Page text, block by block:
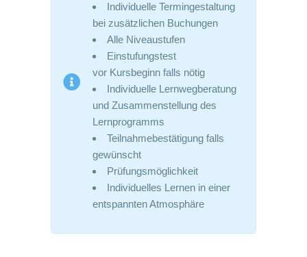
Individuelle Termingestaltung
bei zusätzlichen Buchungen
Alle Niveaustufen
Einstufungstest
vor Kursbeginn falls nötig
Individuelle Lernwegberatung
und Zusammenstellung des
Lernprogramms
Teilnahmebestätigung falls
gewünscht
Prüfungsmöglichkeit
Individuelles Lernen in einer
entspannten Atmosphäre